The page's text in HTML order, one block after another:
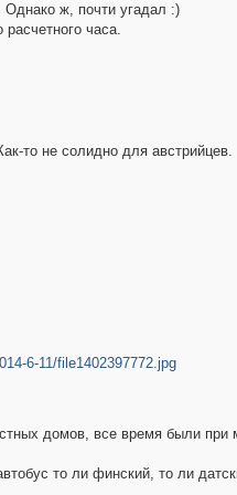
Однако ж, почти угадал :)
часа.
то не солидно для австрийцев.
6-11/file1402397772.jpg
домов, все время были при
то ли финский, то ли